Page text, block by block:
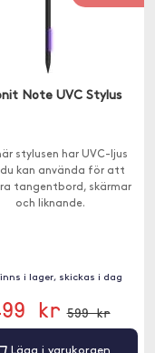
Note UVC Stylus
stylusen har UVC-ljus
du kan använda för att
tangentbord, skärmar
och liknande.
i lager, skickas i dag
kr 599 kr